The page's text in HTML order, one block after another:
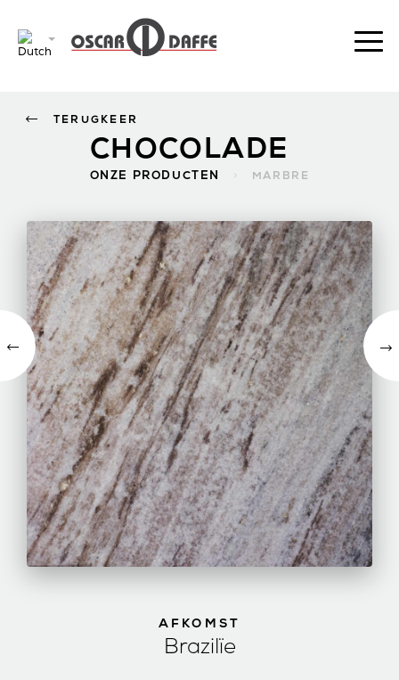
CHOCOLADE
ONZE PRODUCTEN MARBRE
TERUGKEER
AFKOMST
Brazilïe